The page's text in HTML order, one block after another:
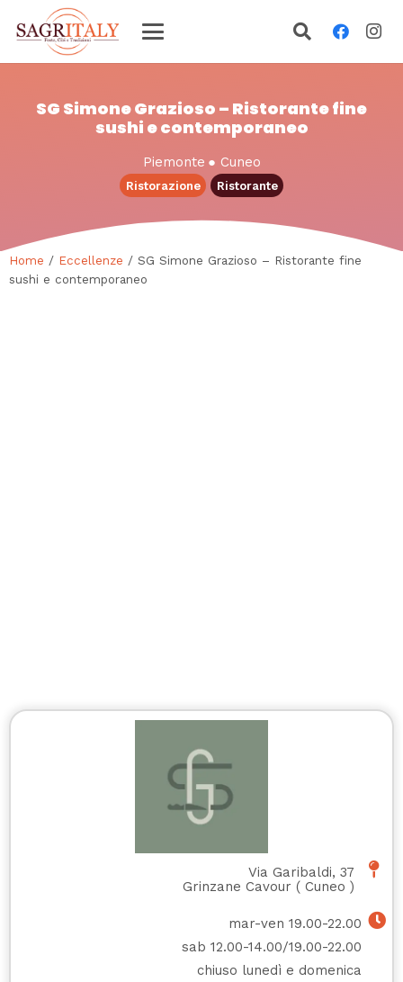
SG Simone Grazioso – Ristorante fine
sushi e contemporaneo
Piemonte ● Cuneo
Ristorazione Ristorante
Home / Eccellenze / SG Simone Grazioso – Ristorante fine
sushi e contemporaneo
Via Garibaldi, 37
Grinzane Cavour ( Cuneo )
mar-ven 19.00-22.00
sab 12.00-14.00/19.00-22.00
chiuso lunedì e domenica